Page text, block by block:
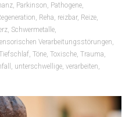
, Parkinson, Pathogene,
, Reha, reizbar, Reize,
, Schwermetalle,
Verarbeitungsstörungen,
,Töne,Toxische,Trauma,
, unterschwellige,verarbeiten,